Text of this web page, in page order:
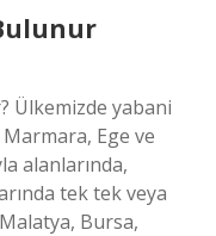
Ülkemizde yabani
Marmara, Ege ve
alanlarında,
tek tek veya
Bursa,